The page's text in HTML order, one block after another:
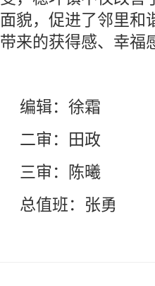
面貌，促进了邻里和
带来的获得感、幸福
编辑：徐霜
二审：田政
三审：陈曦
总值班：张勇